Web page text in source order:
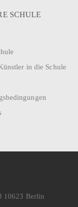
SCHULE
in die Schule
10623 Berlin